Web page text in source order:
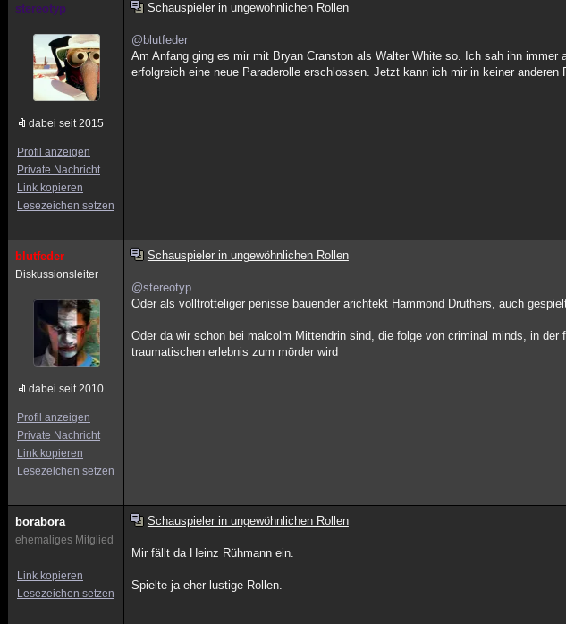
stereotyp
dabei seit 2015
Profil anzeigen
Private Nachricht
Link kopieren
Lesezeichen setzen
Schauspieler in ungewöhnlichen Rollen
@blutfeder
Am Anfang ging es mir mit Bryan Cranston als Walter White so. Ich sah ihn
erfolgreich eine neue Paraderolle erschlossen. Jetzt kann ich mir in keiner anderen
blutfeder
Diskussionsleiter
dabei seit 2010
Profil anzeigen
Private Nachricht
Link kopieren
Lesezeichen setzen
Schauspieler in ungewöhnlichen Rollen
@stereotyp
Oder als volltrotteliger penisse bauender arichtekt Hammond Druthers, auch
Oder da wir schon bei malcolm Mittendrin sind, die folge von criminal minds, in
traumatischen erlebnis zum mörder wird
borabora
ehemaliges Mitglied
Link kopieren
Lesezeichen setzen
Schauspieler in ungewöhnlichen Rollen
Mir fällt da Heinz Rühmann ein.
Spielte ja eher lustige Rollen.